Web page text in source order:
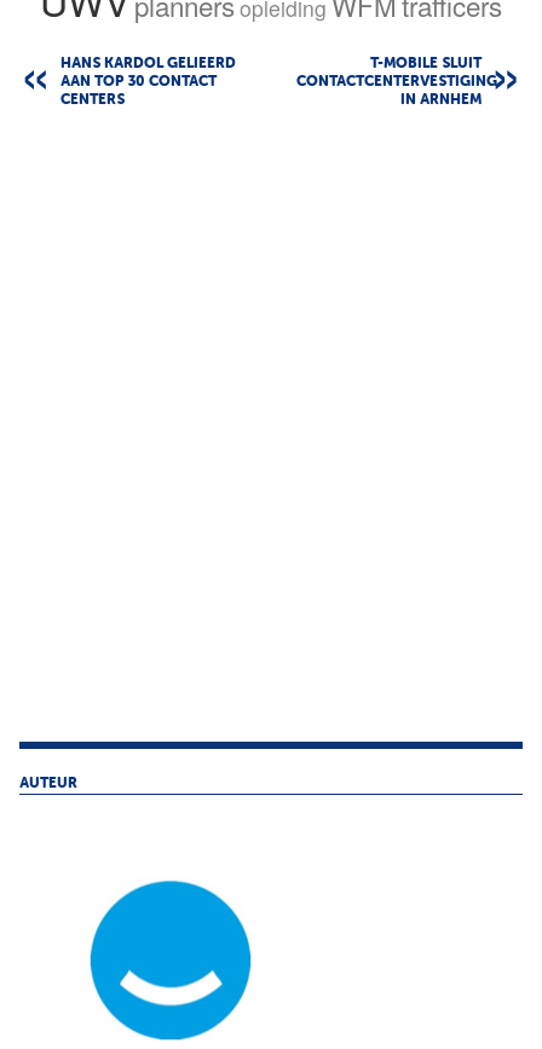
opleiding
HANS KARDOL GELIEERD
AAN TOP 30 CONTACT
CENTERS
T-MOBILE SLUIT
CONTACTCENTERVESTIGING
IN ARNHEM
AUTEUR